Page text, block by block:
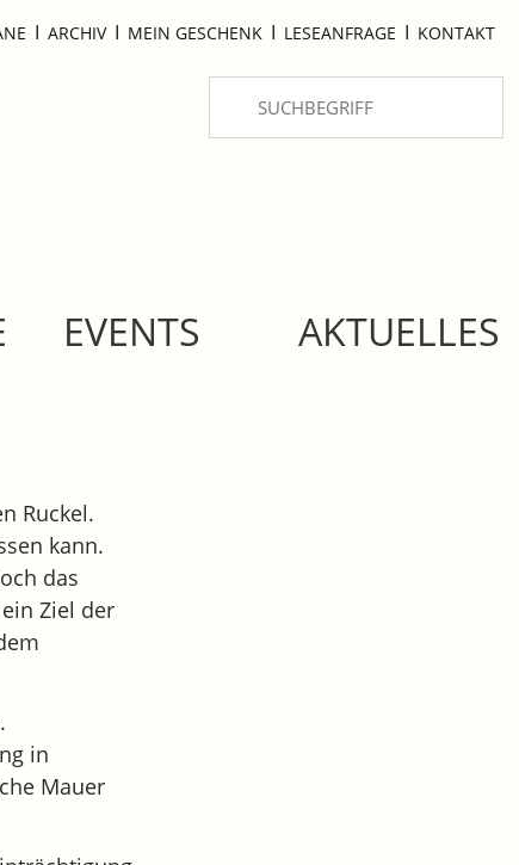
I ARCHIV I MEIN GESCHENK I LESEANFRAGE I KONTAKT
EVENTS AKTUELLES
Ruckel.
kann.
das
Ziel der
in
Mauer